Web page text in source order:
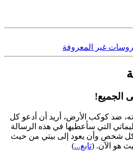
غير المعروفة
الجميع!
ضد كوكب الأرض، أريد أن أدعو كل
التي سأعطيها في هذه الرسالة
كل شخص وأن يعود إلى بيتي من حيث
هو الآن. (تابع...)